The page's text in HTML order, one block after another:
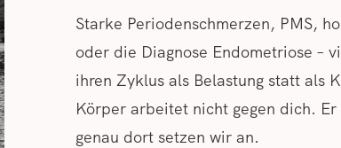
Starke Periodenschmerzen, PMS,
oder die Diagnose Endometriose –
ihren Zyklus als Belastung statt als
Körper arbeitet nicht gegen dich.
genau dort setzen wir an.